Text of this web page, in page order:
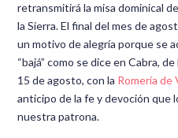
retransmitirá la misa dominical
la Sierra. El final del mes de
un motivo de alegría porque se
“bajá” como se dice en Cabra,
15 de agosto, con la Romería de
anticipo de la fe y devoción que
nuestra patrona.